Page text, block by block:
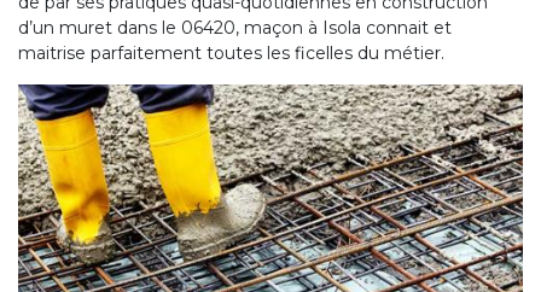
d’un muret dans le 06420, maçon à Isola connait et
maitrise parfaitement toutes les ficelles du métier.